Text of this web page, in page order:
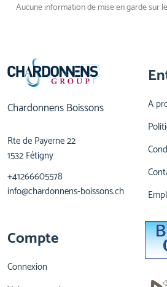
Aucune information de mise en garde sur
Chardonnens Boissons
Rte de Payerne 22
1532 Fétigny
+41266605578
info@chardonnens-boissons.ch
A
Compte
Connexion